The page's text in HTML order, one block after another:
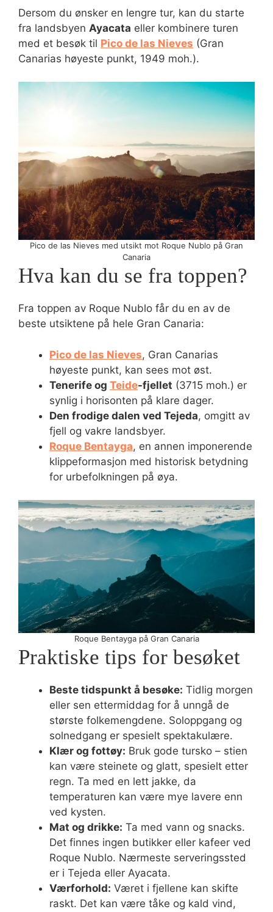
Dersom du ønsker en lengre tur, kan du starte
fra landsbyen Ayacata eller kombinere turen
med et besøk til Pico de las Nieves (Gran
Canarias høyeste punkt, 1949 moh.).
Pico de las Nieves med utsikt mot Roque Nublo på Gran
Canaria
Hva kan du se fra toppen?
Fra toppen av Roque Nublo får du en av de
beste utsiktene på hele Gran Canaria:
Pico de las Nieves, Gran Canarias
høyeste punkt, kan sees mot øst.
Tenerife og Teide-fjellet (3715 moh.) er
synlig i horisonten på klare dager.
Den frodige dalen ved Tejeda, omgitt av
fjell og vakre landsbyer.
Roque Bentayga, en annen imponerende
klippeformasjon med historisk betydning
for urbefolkningen på øya.
Roque Bentayga på Gran Canaria
Praktiske tips for besøket
Beste tidspunkt å besøke: Tidlig morgen
eller sen ettermiddag for å unngå de
største folkemengdene. Soloppgang og
solnedgang er spesielt spektakulære.
Klær og fottøy: Bruk gode tursko – stien
kan være steinete og glatt, spesielt etter
regn. Ta med en lett jakke, da
temperaturen kan være mye lavere enn
ved kysten.
Mat og drikke: Ta med vann og snacks.
Det finnes ingen butikker eller kafeer ved
Roque Nublo. Nærmeste serveringssted
er i Tejeda eller Ayacata.
Værforhold: Været i fjellene kan skifte
raskt. Det kan være tåke og kald vind,